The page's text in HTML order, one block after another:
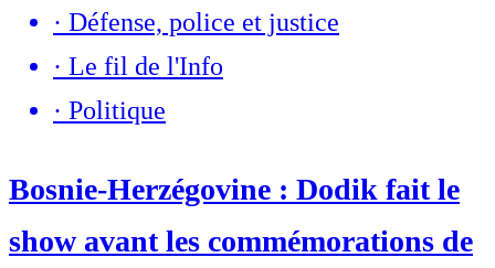
· Défense, police et justice
· Le fil de l'Info
· Politique
Bosnie-Herzégovine : Dodik fait le
show avant les commémorations de